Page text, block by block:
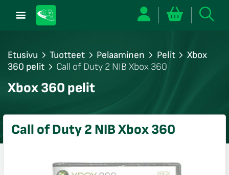
Etusivu Tuotteet Pelaaminen Pelit
Xbox
360 pelit
Call of Duty 2 NIB Xbox 360
Xbox 360 pelit
Call of Duty 2 NIB Xbox 360
sulje
sulje